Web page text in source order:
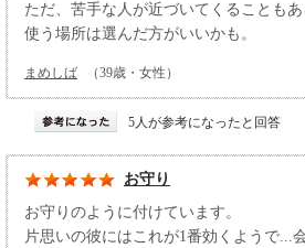
ただ、苦手な人が近づいてくることも
使う場所は選んだ方がいいかも。
まめしば （39歳・女性）
5人が参考になったと回答
お守り
お守りのように付けています。
片思いの彼にはこれが1番効くようで...